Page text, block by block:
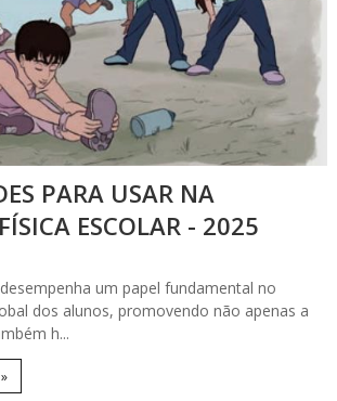
PARA USAR NA
ESCOLAR - 2025
um papel fundamental no
dos alunos, promovendo não apenas a
h...